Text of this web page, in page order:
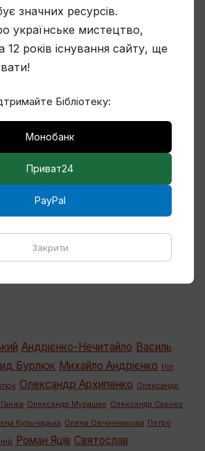
Віктор Замирайло український
Марії Котляревської про
Сапожникова
слів про дружин і дітей Михайла
Андрієнко-Нечитайло Василь
Бурлюк Михайло Андрієнко Ніл
Олександр Архипенко Олександр
Олександр Мурашко Олександр Саєнко
Кульчицька Олена Овчинникова Петро
Роман Яців Святослав
значних ресурсів.
українське мистецтво,
12 років існування сайту, ще
Бібліотеку:
Монобанк
Приват24
PayPal
Закрити